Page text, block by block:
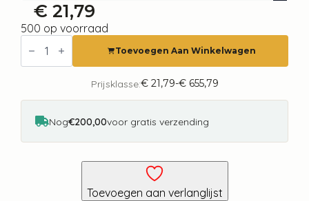
€ 21,79
500 op voorraad
Fotobehang
Horses
Toevoegen Aan Winkelwagen
Prijsklasse:€21,79-€655,79
Prijsklasse:
€ 21,79
€ 655,79
Nog€200,00voor gratis verzending
Toevoegen aan verlanglijst